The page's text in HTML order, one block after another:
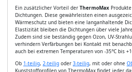
Ein zusätzlicher Vorteil der ThermoMax
Dichtungen. Diese gewährleisten einen
Wärmeschutz und bieten eine langanhaltende
Elastizität bleiben die Dichtungen über viele
Zudem sind sie beständig gegen Ozon, UV-
verhindern Verfärbungen bei Kontakt mit
auch bei extremen Temperaturen von -35°C bis
Ob 1-teilig, 2-teilig oder 3-teilig, mit oder ohne